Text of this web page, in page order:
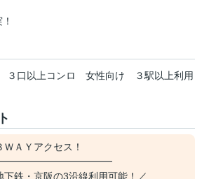
３口以上コンロ 女性向け
３駅以上利用
ＡＹアクセス！
下鉄・京阪の3沿線利用可能！／